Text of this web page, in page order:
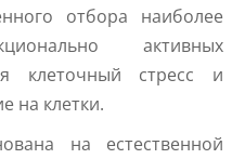
отбора наиболее
активных
клеточный стресс и
на клетки.
на естественной